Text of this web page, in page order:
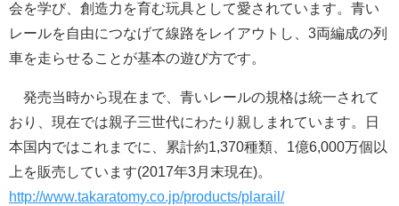
会を学び、創造力を育む玩具として愛されています。青い
レールを自由につなげて線路をレイアウトし、3両編成の列
車を走らせることが基本の遊び方です。
発売当時から現在まで、青いレールの規格は統一されて
おり、現在では親子三世代にわたり親しまれています。日
本国内ではこれまでに、累計約1,370種類、1億6,000万個以
上を販売しています(2017年3月末現在)。
http://www.takaratomy.co.jp/products/plarail/